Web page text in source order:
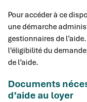
Pour accéder à ce
une démarche
gestionnaires de
l’éligibilité du
de l’aide.
Documents
d’aide au loyer